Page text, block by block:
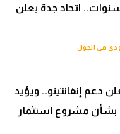
3 سنوات.. اتحاد جدة يعلن
في الجول
دعم إنفانتينو.. ويؤيد
بشأن مشروع استثمار